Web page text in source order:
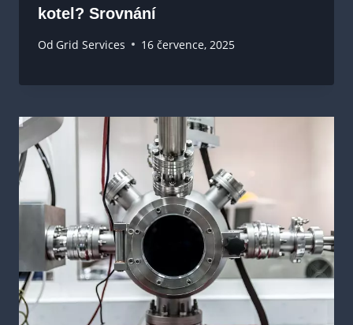
kotel? Srovnání
Od Grid Services 16 července, 2025